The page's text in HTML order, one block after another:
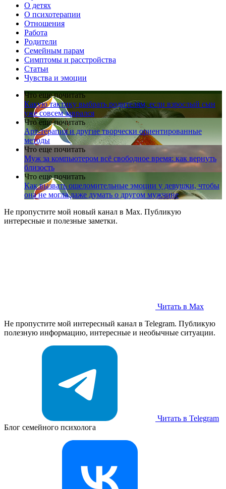
О детях
О психотерапии
Отношения
Работа
Родители
Семейным парам
Симптомы и расстройства
Статьи
Чувства и эмоции
Что еще почитать
Какую тактику выбрать родителям, если взрослый сын
уже совсем заврался
Что еще почитать
Арт-терапия и другие творчески ориентированные
методы
Что еще почитать
Муж за компьютером всё свободное время: как вернуть
близость
Что еще почитать
Как вызвать ошеломительные эмоции у девушки, чтобы
она не могла даже думать о другом мужчине
Не пропустите мой новый канал в Max. Публикую
интересные и полезные заметки.
Читать в Max
Не пропустите мой интересный канал в Telegram. Публикую
полезную информацию, интересные и необычные ситуации.
Читать в Telegram
Блог семейного психолога